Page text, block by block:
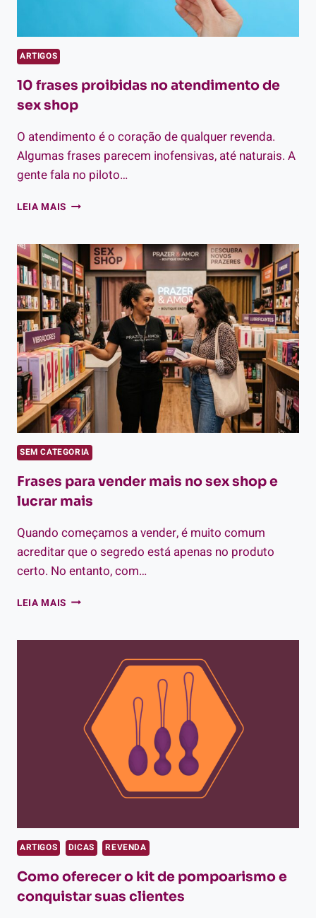
ARTIGOS
10 frases proibidas no atendimento de
sex shop
O atendimento é o coração de qualquer revenda.
Algumas frases parecem inofensivas, até naturais. A
gente fala no piloto…
LEIA MAIS 10
NO
ATENDIMENTO
DE
SEX
SHOP
SEM CATEGORIA
Frases para vender mais no sex shop e
lucrar mais
Quando começamos a vender, é muito comum
acreditar que o segredo está apenas no produto
certo. No entanto, com…
LEIA MAIS FRASES
MAIS
LUCRAR
MAIS
ARTIGOS DICAS REVENDA
Como oferecer o kit de pompoarismo e
conquistar suas clientes